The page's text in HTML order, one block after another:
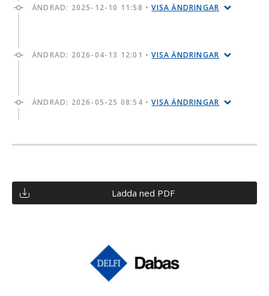
ÄNDRAD: 2025-12-10 11:58 •VISA ÄNDRINGAR
ÄNDRAD: 2026-04-13 12:01 •VISA ÄNDRINGAR
ÄNDRAD: 2026-05-25 08:54 •VISA ÄNDRINGAR
Ladda ned PDF